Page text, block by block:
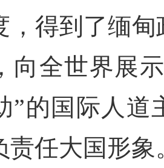
，得到了缅
向全世界展
”的国际人道
责任大国形象